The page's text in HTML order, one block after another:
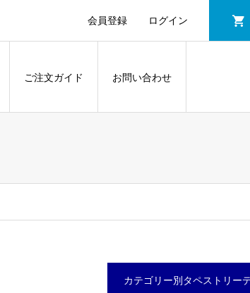
会員登録 ログイン
ご注文ガイド お問い合わせ
カテゴリー別タペストリー